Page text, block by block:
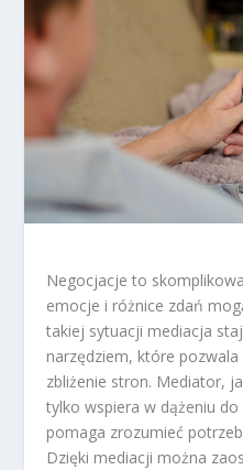
Negocjacje to
emocje i różnice zdań
takiej sytuacji mediacja
narzędziem, które
zbliżenie stron. Mediator,
tylko wspiera w dążeniu
pomaga zrozumieć
Dzięki mediacji można